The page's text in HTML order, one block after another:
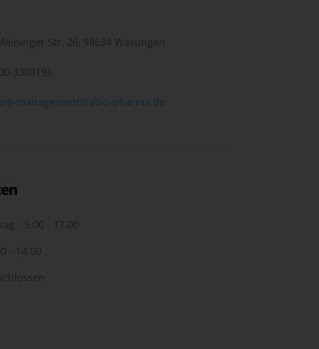
Str. 26, 98634 Wasungen
3308196
management@abis-pharma.de
- 9.00 - 17.00
- 14.00